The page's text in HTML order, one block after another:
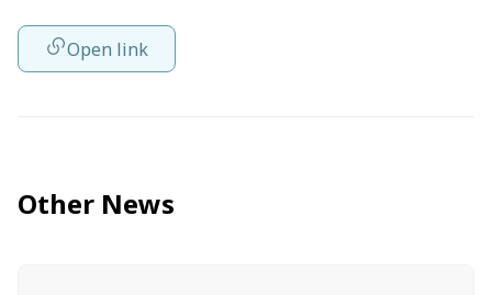
Open link
Other News